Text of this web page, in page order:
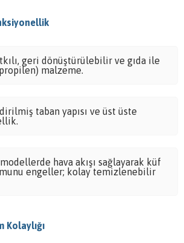
geri dönüştürülebilir ve gıda ile
malzeme.
taban yapısı ve üst üste
hava akışı sağlayarak küf
engeller; kolay temizlenebilir
Kolaylığı